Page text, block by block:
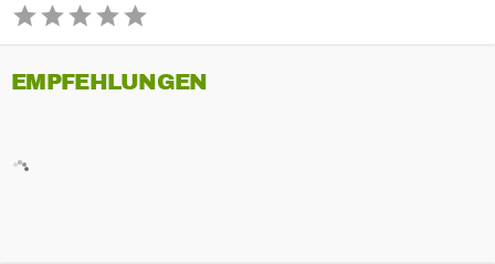
EMPFEHLUNGEN